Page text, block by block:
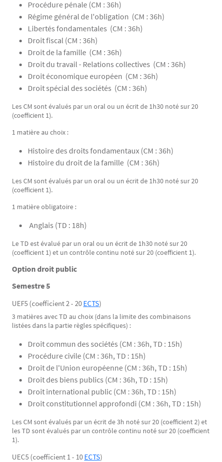
Procédure pénale (CM : 36h)
Régime général de l'obligation (CM : 36h)
Libertés fondamentales (CM : 36h)
Droit fiscal (CM : 36h)
Droit de la famille (CM : 36h)
Droit du travail - Relations collectives (CM : 36h)
Droit économique européen (CM : 36h)
Droit spécial des sociétés (CM : 36h)
Les CM sont évalués par un oral ou un écrit de 1h30 noté sur 20
(coefficient 1).
1 matière au choix :
Histoire des droits fondamentaux (CM : 36h)
Histoire du droit de la famille (CM : 36h)
Les CM sont évalués par un oral ou un écrit de 1h30 noté sur 20
(coefficient 1).
1 matière obligatoire :
Anglais (TD : 18h)
Le TD est évalué par un oral ou un écrit de 1h30 noté sur 20
(coefficient 1) et un contrôle continu noté sur 20 (coefficient 1).
Option droit public
Semestre 5
UEF5 (coefficient 2 - 20 ECTS)
3 matières avec TD au choix (dans la limite des combinaisons
listées dans la partie règles spécifiques) :
Droit commun des sociétés (CM : 36h, TD : 15h)
Procédure civile (CM : 36h, TD : 15h)
Droit de l'Union européenne (CM : 36h, TD : 15h)
Droit des biens publics (CM : 36h, TD : 15h)
Droit international public (CM : 36h, TD : 15h)
Droit constitutionnel approfondi (CM : 36h, TD : 15h)
Les CM sont évalués par un écrit de 3h noté sur 20 (coefficient 2) et
les TD sont évalués par un contrôle continu noté sur 20 (coefficient
1).
UEC5 (coefficient 1 - 10 ECTS)